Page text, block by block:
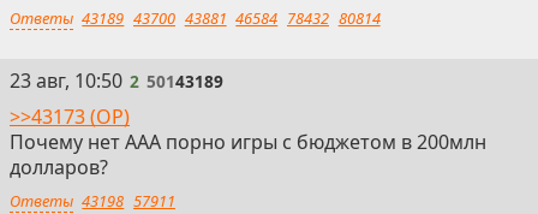
Ответы 43189 43700 43881 46584 78432 80814
2
23 авг, 10:50 2 50143189
>>43173 (OP)
Почему нет ААА порно игры с бюджетом в 200млн
долларов?
Ответы 43198 57911